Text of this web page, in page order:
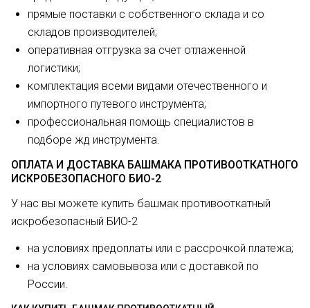
прямые поставки с собственного склада и со
складов производителей;
оперативная отгрузка за счет отлаженной
логистики;
комплектация всеми видами отечественного и
импортного путевого инструмента;
профессиональная помощь специалистов в
подборе жд инструмента.
ОПЛАТА И ДОСТАВКА БАШМАКА ПРОТИВООТКАТНОГО
ИСКРОБЕЗОПАСНОГО БИО-2
У нас вы можете купить башмак противооткатный
искробезопасный БИО-2
на условиях предоплаты или с рассрочкой платежа;
на условиях самовывоза или с доставкой по
России.